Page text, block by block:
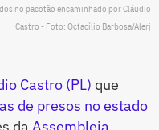
no pacotão encaminhado por Cláudio
Castro - Foto: Octacílio Barbosa/Alerj
Castro (PL) que
de presos no estado